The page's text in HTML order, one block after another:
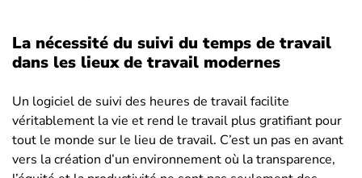
La nécessité du suivi du temps de travail
dans les lieux de travail modernes
Un logiciel de suivi des heures de travail facilite
véritablement la vie et rend le travail plus gratifiant pour
tout le monde sur le lieu de travail. C’est un pas en avant
vers la création d’un environnement où la transparence,